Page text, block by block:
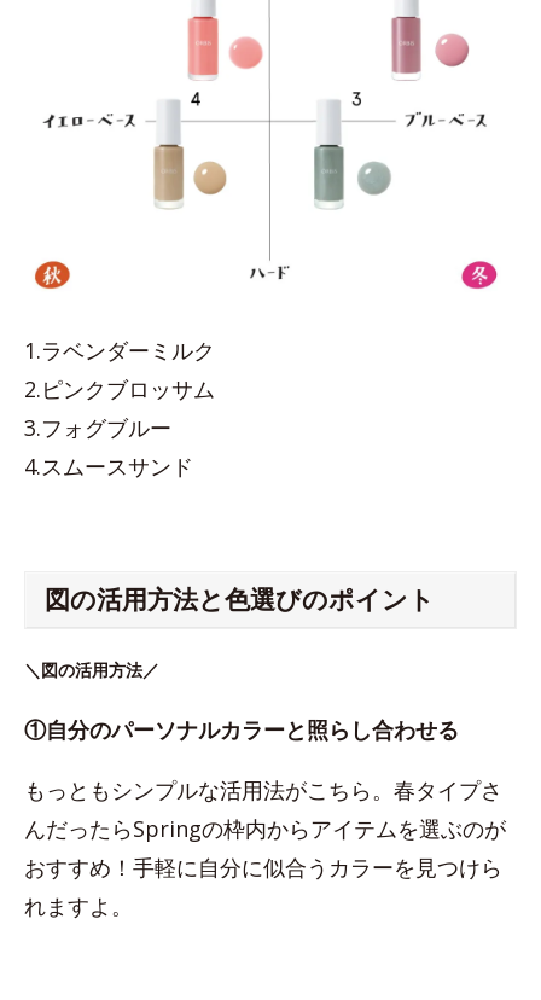
1.ラベンダーミルク
2.ピンクブロッサム
3.フォグブルー
4.スムースサンド
図の活用方法と色選びのポイント
＼図の活用方法／
①自分のパーソナルカラーと照らし合わせる
もっともシンプルな活用法がこちら。春タイプさ
んだったらSpringの枠内からアイテムを選ぶのが
おすすめ！手軽に自分に似合うカラーを見つけら
れますよ。